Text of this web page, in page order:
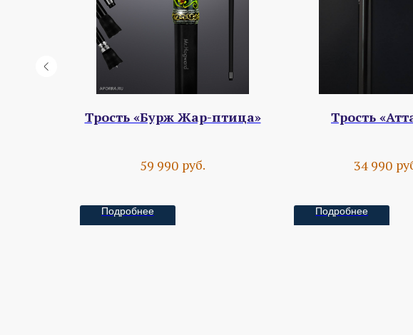
Трость «Бурж Жар-птица»
59 990 руб.
Подробнее
Трость
34 990
Подробнее